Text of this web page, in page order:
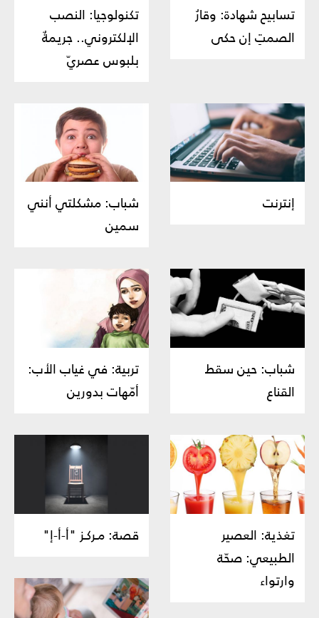
تسابيح شهادة: وقارُ
الصمتِ إن حكى
تكنولوجيا: النصب
الإلكتروني.. جريمةٌ
بلبوس عصريّ
إنترنت
شباب: مشكلتي أنني
سمين
شباب: حين سقط
القناع
تربية: في غياب الأب:
أمّهات بدورين
تغذية: العصير
الطبيعي: صحّة
وارتواء
قصة: مـركـز "أ-أ-إ"